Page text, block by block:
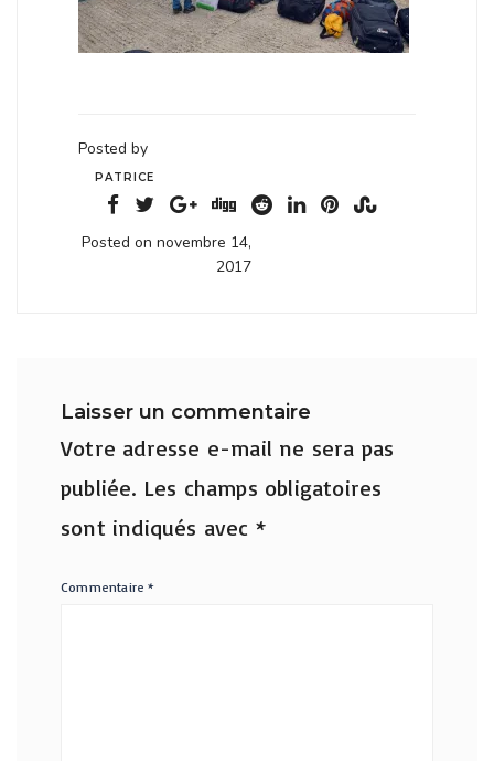
Posted by
PATRICE
Posted on novembre 14,
2017
Laisser un commentaire
Votre adresse e-mail ne sera pas
publiée. Les champs obligatoires
sont indiqués avec *
Commentaire*